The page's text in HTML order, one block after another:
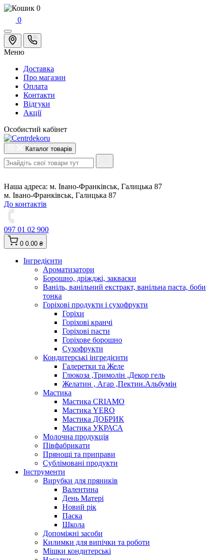
0
0
Меню
Доставка
Про магазин
Оплата
Контакти
Відгуки
Акції
Особистий кабінет
Каталог товарів
Наша адреса: м. Івано-Франківськ, Галицька 87
м. Івано-Франківськ, Галицька 87
До контактів
097 01 02 900
0 0.00 ₴
Інгредієнти
Ароматизатори
Борошно, дріжджі, закваски
Ваніль, ванільний екстракт, ванільна паста, боби
тонка
Горіхові продукти і сухофрукти
Горіхи
Горіхові кранчі
Горіхові пасти
Горіхове борошно
Сухофрукти
Кондитерські інгредієнти
Галеретки та Желе
Глюкоза ,Тримолін ,Декор гель
Желатин , Агар ,Пектин.Альбумін
Мастика
Мастика CRIAMO
Мастика YERO
Мастика ДОБРИК
Мастика УКРАСА
Молочна продукція
Півфабрикати
Прянощі та приправи
Сублімовані продукти
Інструменти
Вирубки для пряників
Валентина
День Матері
Новий рік
Паска
Школа
Допоміжні засоби
Килимки для випічки та роботи
Мішки кондитерські